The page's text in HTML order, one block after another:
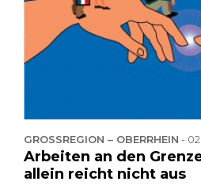
GROSSREGION – OBERRHEIN -
Arbeiten an den
allein reicht nicht aus